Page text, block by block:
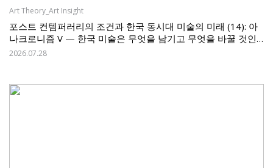
Art Theory_Art Insight
포스트 컨템퍼러리의 조건과 한국 동시대 미술의 미래 (14): 아
나크로니즘 V — 한국 미술은 무엇을 남기고 무엇을 바꿀 것인
가
2026.07.28